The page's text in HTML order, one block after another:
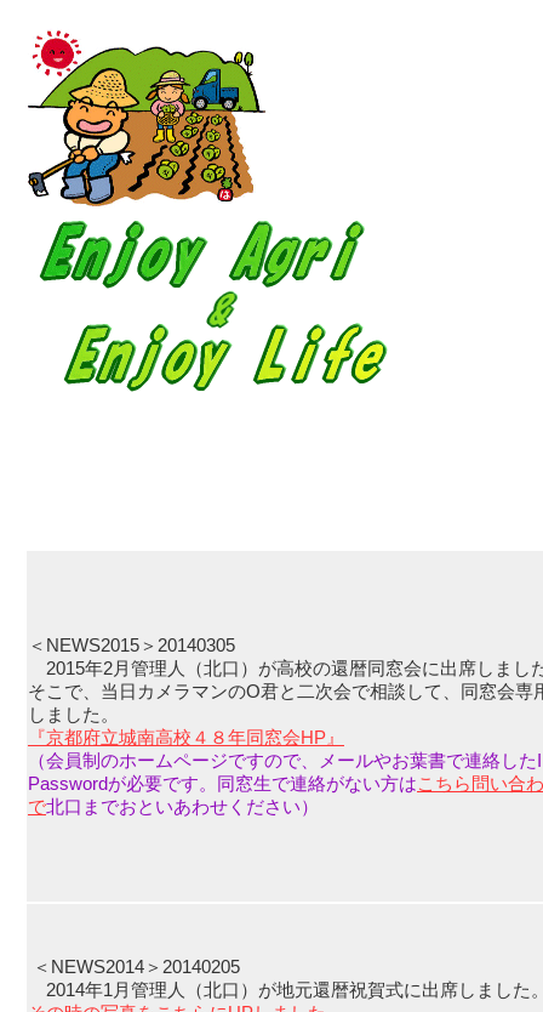
＜NEWS2015＞20140305
2015年2月管理人（北口）が高校の還暦同窓会に出席しまし
そこで、当日カメラマンのO君と二次会で相談して、同窓会専
しました。
『京都府立城南高校４８年同窓会HP』
（会員制のホームページですので、メールやお葉書で連絡した
Passwordが必要です。同窓生で連絡がない方はこちら問い合
で北口までおといあわせください）
＜NEWS2014＞20140205
2014年1月管理人（北口）が地元還暦祝賀式に出席しました